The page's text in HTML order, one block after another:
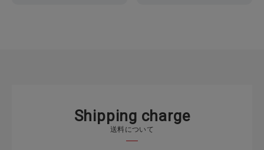
Shipping charge
送料について